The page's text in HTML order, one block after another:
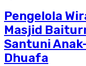
Pengelola
Masjid
Santuni
Dhuafa